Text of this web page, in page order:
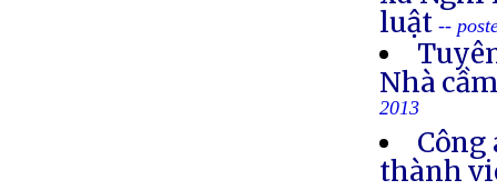
luật--
Nhà
2013
thành